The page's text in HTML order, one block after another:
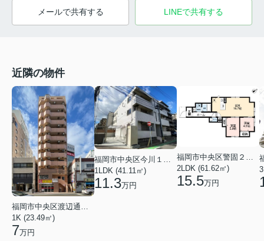
メールで共有する LINEで共有する
近隣の物件
福岡市中央区渡辺通５丁目
1K (23.49㎡)
7万円
福岡市中央区今川１丁目
1LDK (41.11㎡)
11.3万円
福岡市中央区警固２丁目
2LDK (61.62㎡)
15.5万円